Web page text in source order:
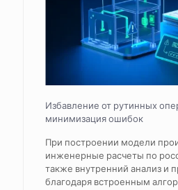
Избавление от рутинных
минимизация ошибок
При построении модели
инженерные расчеты по
также внутренний анализ и
благодаря встроенным